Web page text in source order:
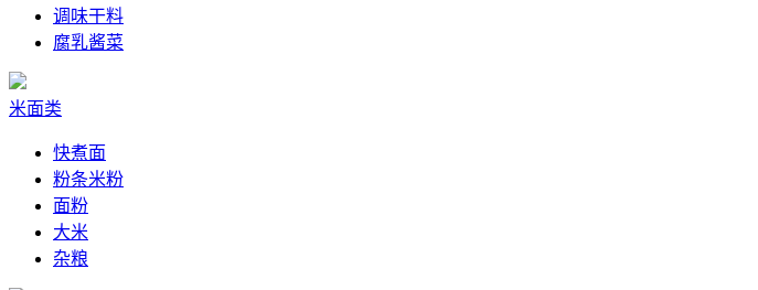
调味干料
腐乳酱菜
米面类
快煮面
粉条米粉
面粉
大米
杂粮